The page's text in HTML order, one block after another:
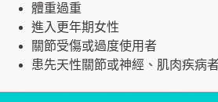
體重過重
進入更年期女性
關節受傷或過度使用者
患先天性關節或神經、肌肉疾病